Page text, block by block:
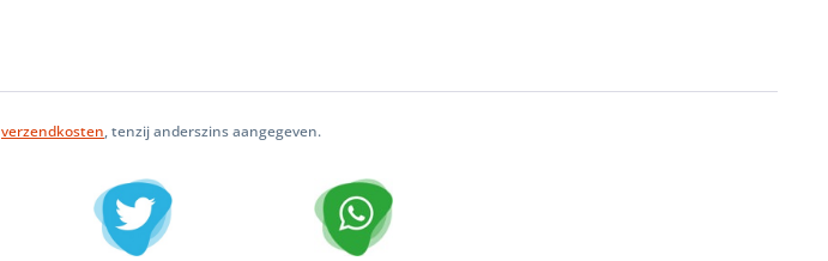
verzendkosten, tenzij anderszins aangegeven.